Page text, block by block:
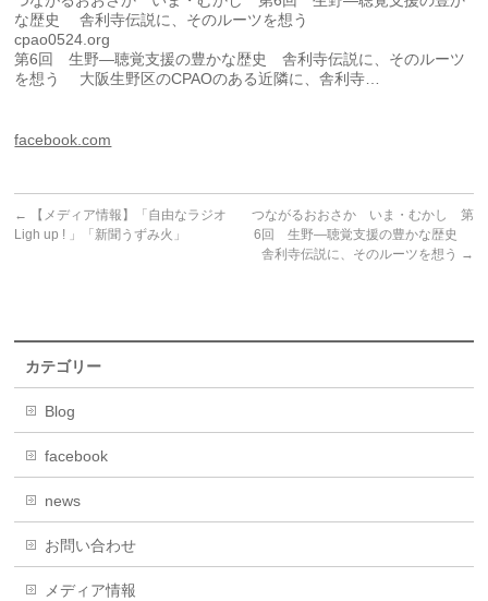
な歴史 舎利寺伝説に、そのルーツを想う
cpao0524.org
第6回 生野—聴覚支援の豊かな歴史 舎利寺伝説に、そのルーツ
を想う 大阪生野区のCPAOのある近隣に、舎利寺…
facebook.com
←
【メディア情報】「自由なラジオ
Ligh up ! 」「新聞うずみ火」
つながるおおさか いま・むかし 第
6回 生野—聴覚支援の豊かな歴史
舎利寺伝説に、そのルーツを想う →
カテゴリー
Blog
facebook
news
お問い合わせ
メディア情報